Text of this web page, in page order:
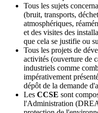
Tous les sujets
(bruit, transports,
atmosphériques,
et des visites des
que cela se justifie ou
Tous les projets de
activités (ouverture de
industriels comme
impérativement
dépôt de la demande
Les CCSE sont
l'Administration